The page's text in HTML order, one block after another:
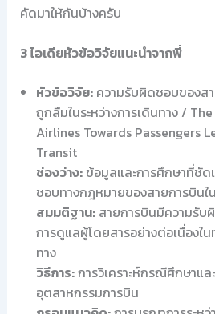
คัดมาให้กันบ้างครับ
3 ไอเดียหัวข้อวิจัยแนะนำจากพี่
หัวข้อวิจัย:ความรับผิดชอบของส
ถูกลืมในระหว่างการเดินทาง /
Airlines Towards Passengers
Transit
ช่องว่าง:ข้อมูลและการศึกษาที่ชัด
ชอบทางกฎหมายของสายการบิน
สมมติฐาน:สายการบินมีความรับ
การดูแลผู้โดยสารอย่างต่อเนื่องใ
ทาง
วิธีการ:การวิเคราะห์กรณีศึกษาแ
อุตสาหกรรมการบิน